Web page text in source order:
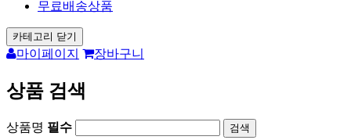
무료배송상품
카테고리 닫기
마이페이지 장바구니
상품 검색
상품명 필수